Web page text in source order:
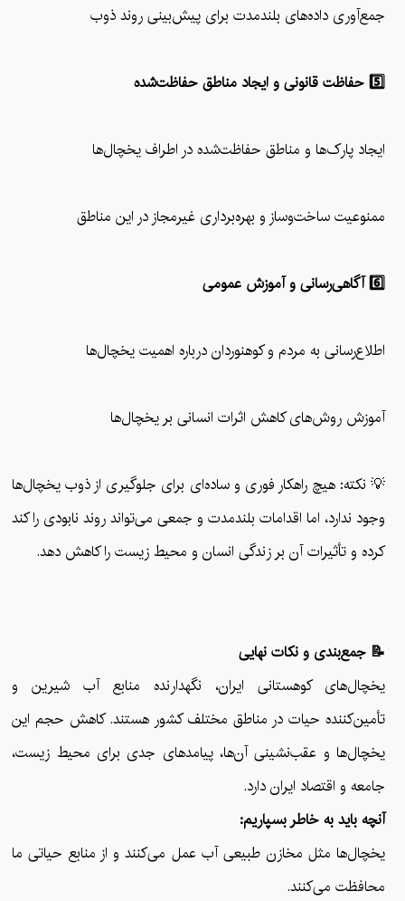
جمع‌آوری داده‌های بلندمدت برای پیش‌بینی روند ذوب
5️⃣ حفاظت قانونی و ایجاد مناطق حفاظت‌شده
ایجاد پارک‌ها و مناطق حفاظت‌شده در اطراف یخچال‌ها
ممنوعیت ساخت‌وساز و بهره‌برداری غیرمجاز در این مناطق
6️⃣ آگاهی‌رسانی و آموزش عمومی
اطلاع‌رسانی به مردم و کوهنوردان درباره اهمیت یخچال‌ها
آموزش روش‌های کاهش اثرات انسانی بر یخچال‌ها
💡 نکته: هیچ راهکار فوری و ساده‌ای برای جلوگیری از ذوب یخچال‌ها
وجود ندارد، اما اقدامات بلندمدت و جمعی می‌تواند روند نابودی را کند
کرده و تأثیرات آن بر زندگی انسان و محیط زیست را کاهش دهد.
📝 جمع‌بندی و نکات نهایی
یخچال‌های کوهستانی ایران، نگهدارنده منابع آب شیرین و
تأمین‌کننده حیات در مناطق مختلف کشور هستند. کاهش حجم این
یخچال‌ها و عقب‌نشینی آن‌ها، پیامدهای جدی برای محیط زیست،
جامعه و اقتصاد ایران دارد.
آنچه باید به خاطر بسپاریم:
یخچال‌ها مثل مخازن طبیعی آب عمل می‌کنند و از منابع حیاتی ما
محافظت می‌کنند.